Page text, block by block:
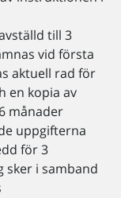
till 3
vid första
aktuell rad för
en kopia av
månader
uppgifterna
för 3
sker i samband